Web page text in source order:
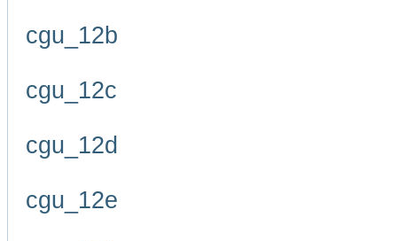
cgu_12b
cgu_12c
cgu_12d
cgu_12e